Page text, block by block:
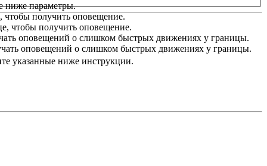
ниже параметры.
получить оповещение.
чтобы получить оповещение.
оповещений о слишком быстрых движениях у границы.
оповещений о слишком быстрых движениях у границы.
указанные ниже инструкции.